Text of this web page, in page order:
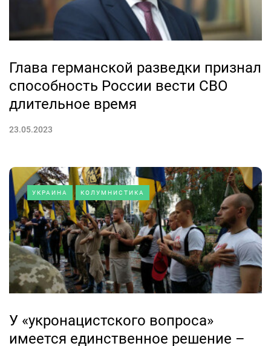
Глава германской разведки признал
способность России вести СВО
длительное время
23.05.2023
УКРАИНА КОЛУМНИСТИКА
У «укронацистского вопроса»
имеется единственное решение –